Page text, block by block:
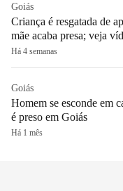
Goiás
Criança é resgatada de
mãe acaba presa; veja
Há 4 semanas
Goiás
Homem se esconde em
é preso em Goiás
Há 1 mês